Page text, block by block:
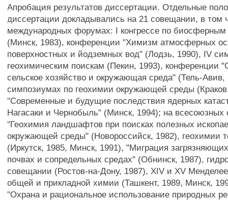
Апробация результатов диссертации. Отдельные
диссертации докладывались на 21 совещании, в том
международных форумах: I конгрессе по биосферным
(Минск, 1983), конференции "Химизм атмосферных
поверхностных и йодземных вод" (Лодзь, 1990), IV
геохимическим поискам (Пекин, 1993), конференции
сельское хозяйство и окружающая среда" (Тель-Авив,
симпозиумах по геохимии окружающей среды
"Современные и будущие последствия ядерных
Нагасаки и Чернобыль" (Минск, 1994); на всесоюзных
"Геохимия ландшафтов при поисках полезных
окружающей среды" (Новороссийск, 1982), геохимии
(Иркутск, 1985, Минск, 1991), "Миграция
почвах и сопредельных средах" (Обнинск, 1987),
совещании (Ростов-на-Дону, 1987), XIV и XV
общей и прикладной химии (Ташкент, 1989, Минск,
"Охрана и рациональное использование природных